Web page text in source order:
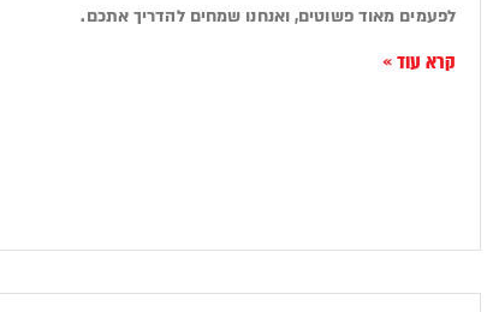
לפעמים מאוד פשוטים, ואנחנו שמחים להדריך אתכם.
קרא עוד »